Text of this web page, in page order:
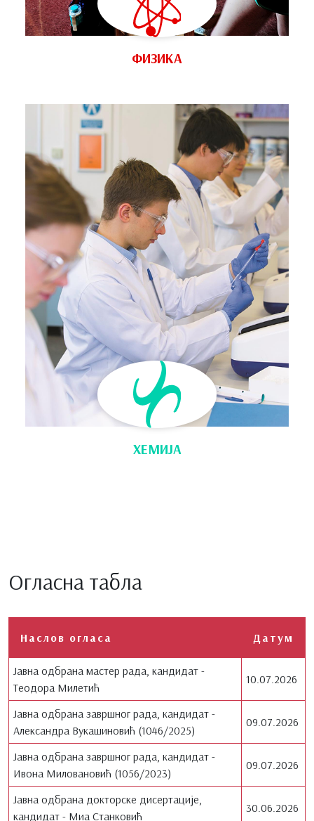
ФИЗИКА
ХЕМИЈА
Огласна табла
Наслов огласа Датум
Јавна одбрана мастер рада, кандидат -
Теодора Милетић
10.07.2026
Јавна одбрана завршног рада, кандидат -
Aлександра Вукашиновић (1046/2025)
09.07.2026
Јавна одбрана завршног рада, кандидат -
Ивона Миловановић (1056/2023)
09.07.2026
Јавна одбрана докторске дисертације,
кандидат - Миа Станковић
30.06.2026